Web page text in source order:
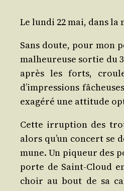
Le lun­di 22 mai, dans la
Sans doute, pour mon
mal­heu­reuse sor­tie du
après les forts,
d’impressions
exa­gé­ré une atti­tude
Cette irrup­tion des
alors qu’un concert se
mune. Un piqueur des
porte de Saint-Cloud
choir au bout de sa